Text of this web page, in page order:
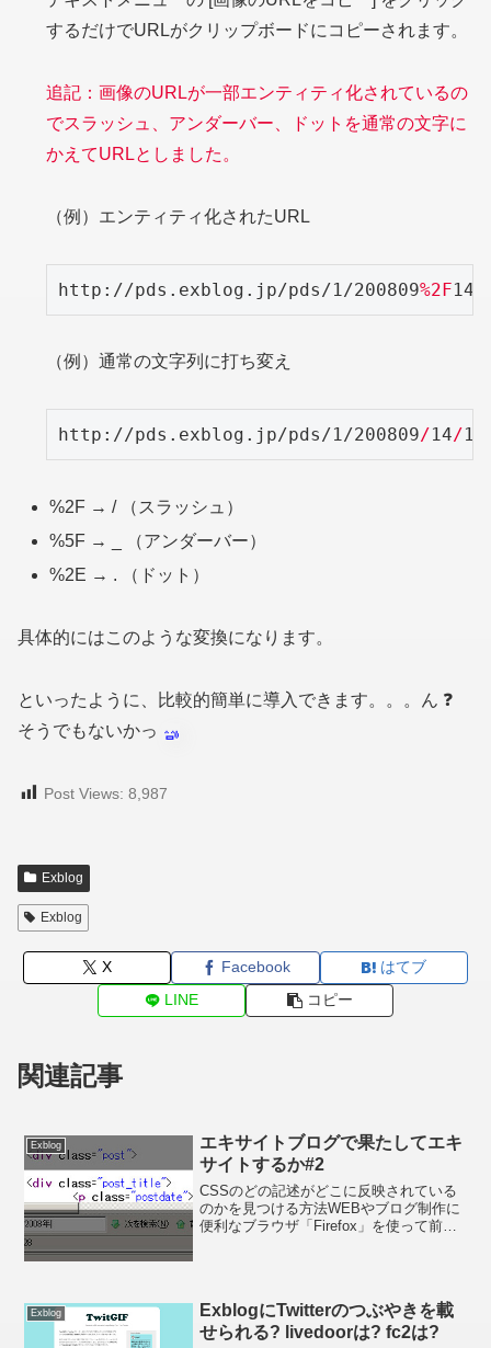
するだけでURLがクリップボードにコピーされます。
追記：画像のURLが一部エンティティ化されているの
でスラッシュ、アンダーバー、ドットを通常の文字に
かえてURLとしました。
（例）エンティティ化されたURL
http://pds.exblog.jp/pds/1/200809%2F14
（例）通常の文字列に打ち変え
http://pds.exblog.jp/pds/1/200809/14/12
%2F → / （スラッシュ）
%5F → _ （アンダーバー）
%2E → . （ドット）
具体的にはこのような変換になります。
といったように、比較的簡単に導入できます。。。ん ❓
そうでもないかっ
Post Views: 8,987
Exblog
Exblog
X Facebook
はてブ
LINE
コピー
関連記事
Exblog
エキサイトブログで果たしてエキ
サイトするか#2
CSSのどの記述がどこに反映されている
のかを見つける方法WEBやブログ制作に
便利なブラウザ「Firefox」を使って前回
Exblog
ExblogにTwitterのつぶやきを載
せられる? livedoorは? fc2は?